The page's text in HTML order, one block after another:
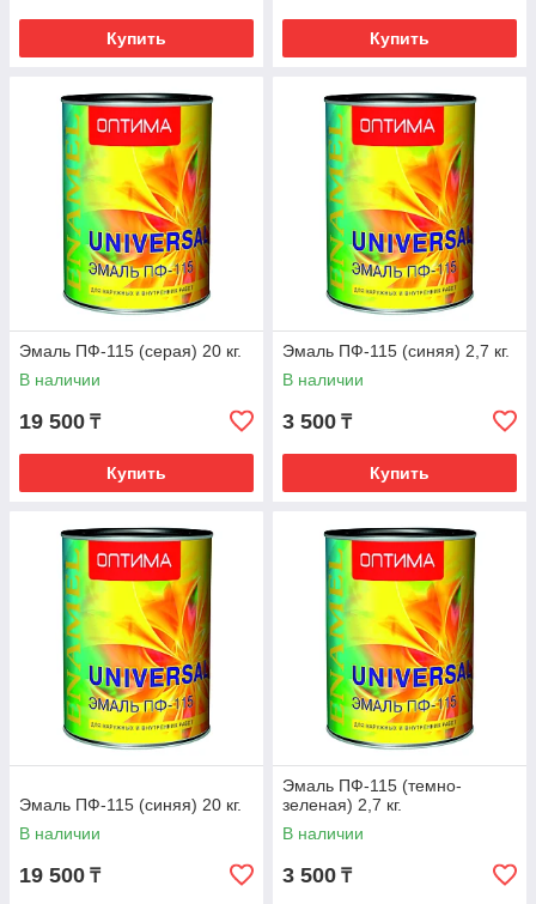
Купить Купить
Эмаль ПФ-115 (серая) 20 кг.
В наличии
19 500 ₸
Купить
Эмаль ПФ-115 (синяя) 2,7 кг.
В наличии
3 500 ₸
Купить
Эмаль ПФ-115 (синяя) 20 кг.
В наличии
19 500 ₸
Эмаль ПФ-115 (темно-
зеленая) 2,7 кг.
В наличии
3 500 ₸